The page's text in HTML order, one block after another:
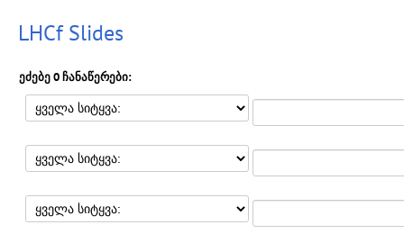
LHCf Slides
ეძებე 0 ჩანაწერები: